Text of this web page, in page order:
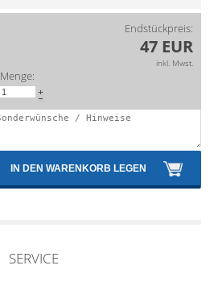
Endstückpreis:
47 EUR
inkl. Mwst.
Menge:
IN DEN WARENKORB LEGEN
SERVICE